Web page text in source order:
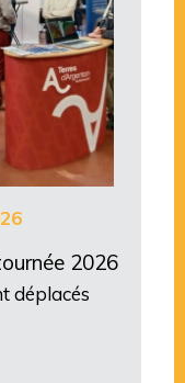
2026
déplacés